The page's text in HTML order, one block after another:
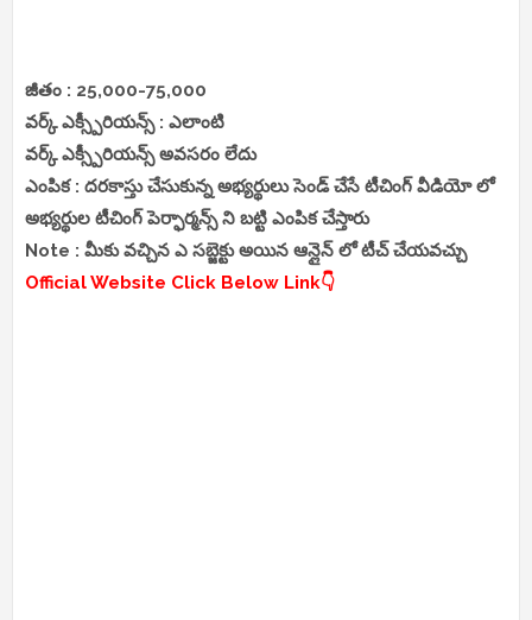
జీతం : 25,000-75,000
వర్క్ ఎక్స్పీరియన్స్ : ఎలాంటి
వర్క్ ఎక్స్పీరియన్స్ అవసరం లేదు
ఎంపిక : దరకాస్తు చేసుకున్న అభ్యర్థులు సెండ్ చేసే టీచింగ్ వీడియో లో
అభ్యర్థుల టీచింగ్ పెర్ఫార్మన్స్ ని బట్టి ఎంపిక చేస్తారు
Note : మీకు వచ్చిన ఎ సబ్జెక్టు అయిన ఆన్లైన్ లో టీచ్ చేయవచ్చు
Official Website Click Below Link👇